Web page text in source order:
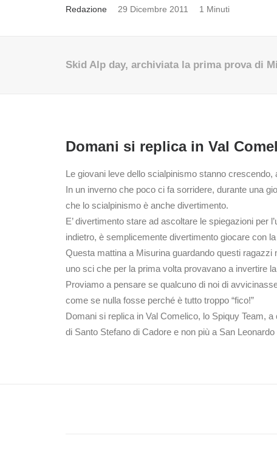
Redazione 29 Dicembre 2011 1 Minuti
Skid Alp day, archiviata la prima prova di
Domani si replica in Val
Le giovani leve dello scialpinismo stanno
In un inverno che poco ci fa sorridere, durante una
che lo scialpinismo è anche divertimento.
E’ divertimento stare ad ascoltare le spiegazioni per
indietro, è semplicemente divertimento giocare con
Questa mattina a Misurina guardando questi
uno sci che per la prima volta provavano a invertire
Proviamo a pensare se qualcuno di noi di
come se nulla fosse perché è tutto troppo “fico!”
Domani si replica in Val Comelico, lo Spiquy Team,
di Santo Stefano di Cadore e non più a San Leonardo